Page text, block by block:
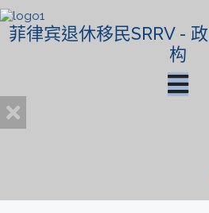
菲律宾退休移民SRRV -
构